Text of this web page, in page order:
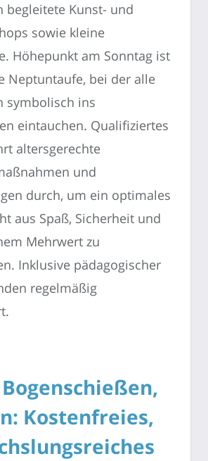
begleitete Kunst- und
sowie kleine
Höhepunkt am Sonntag ist
Neptuntaufe, bei der alle
symbolisch ins
eintauchen. Qualifiziertes
altersgerechte
und
durch, um ein optimales
aus Spaß, Sicherheit und
Mehrwert zu
Inklusive pädagogischer
regelmäßig
Kostenfreies,